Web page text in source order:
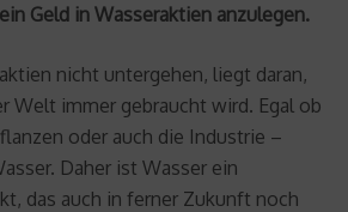
Geld in Wasseraktien anzulegen.
nicht untergehen, liegt daran,
Welt immer gebraucht wird. Egal ob
oder auch die Industrie –
Daher ist Wasser ein
das auch in ferner Zukunft noch